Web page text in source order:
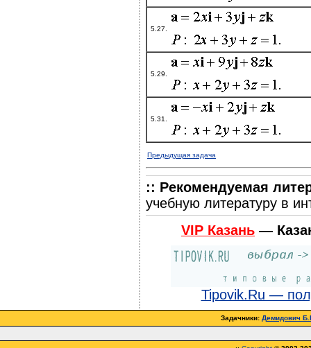
5.27.
5.29.
5.31.
Предыдущая задача
:: Рекомендуемая
учебную литературу в
VIP Казань —
Tipovik.Ru —
Задачники: Демидович